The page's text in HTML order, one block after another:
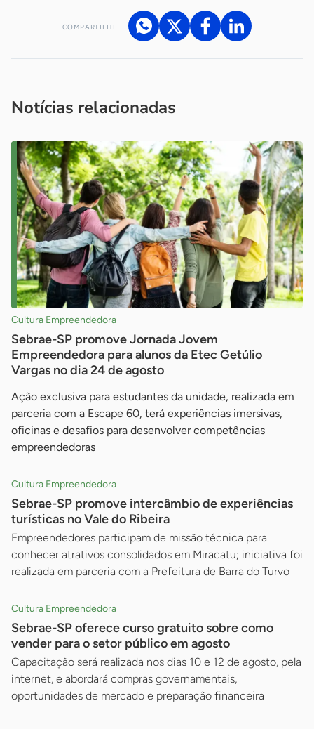
COMPARTILHE
Notícias relacionadas
Cultura Empreendedora
Sebrae-SP promove Jornada Jovem
Empreendedora para alunos da Etec Getúlio
Vargas no dia 24 de agosto
Ação exclusiva para estudantes da unidade, realizada em
parceria com a Escape 60, terá experiências imersivas,
oficinas e desafios para desenvolver competências
empreendedoras
Cultura Empreendedora
Sebrae-SP promove intercâmbio de experiências
turísticas no Vale do Ribeira
Empreendedores participam de missão técnica para
conhecer atrativos consolidados em Miracatu; iniciativa foi
realizada em parceria com a Prefeitura de Barra do Turvo
Cultura Empreendedora
Sebrae-SP oferece curso gratuito sobre como
vender para o setor público em agosto
Capacitação será realizada nos dias 10 e 12 de agosto, pela
internet, e abordará compras governamentais,
oportunidades de mercado e preparação financeira